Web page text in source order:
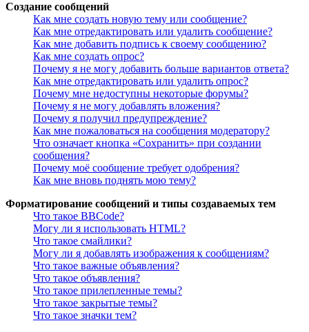
Создание сообщений
Как мне создать новую тему или сообщение?
Как мне отредактировать или удалить сообщение?
Как мне добавить подпись к своему сообщению?
Как мне создать опрос?
Почему я не могу добавить больше вариантов ответа?
Как мне отредактировать или удалить опрос?
Почему мне недоступны некоторые форумы?
Почему я не могу добавлять вложения?
Почему я получил предупреждение?
Как мне пожаловаться на сообщения модератору?
Что означает кнопка «Сохранить» при создании
сообщения?
Почему моё сообщение требует одобрения?
Как мне вновь поднять мою тему?
Форматирование сообщений и типы создаваемых тем
Что такое BBCode?
Могу ли я использовать HTML?
Что такое смайлики?
Могу ли я добавлять изображения к сообщениям?
Что такое важные объявления?
Что такое объявления?
Что такое прилепленные темы?
Что такое закрытые темы?
Что такое значки тем?